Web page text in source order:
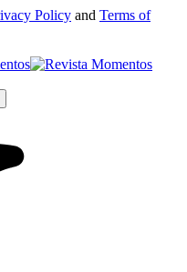
Policy and Terms of